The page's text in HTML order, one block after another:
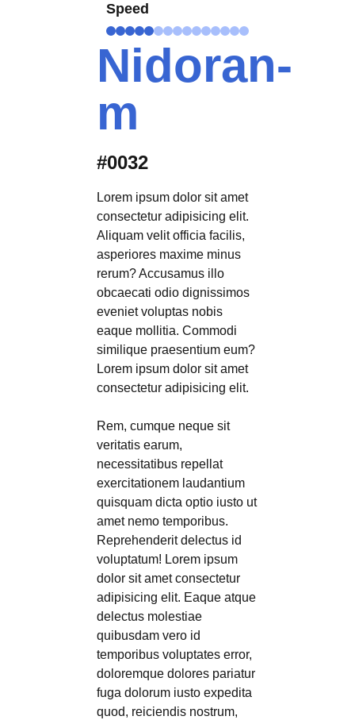
Speed
Nidoran-
m
#0032
Lorem ipsum dolor sit amet
consectetur adipisicing elit.
Aliquam velit officia facilis,
asperiores maxime minus
rerum? Accusamus illo
obcaecati odio dignissimos
eveniet voluptas nobis
eaque mollitia. Commodi
similique praesentium eum?
Lorem ipsum dolor sit amet
consectetur adipisicing elit.
Rem, cumque neque sit
veritatis earum,
necessitatibus repellat
exercitationem laudantium
quisquam dicta optio iusto ut
amet nemo temporibus.
Reprehenderit delectus id
voluptatum! Lorem ipsum
dolor sit amet consectetur
adipisicing elit. Eaque atque
delectus molestiae
quibusdam vero id
temporibus voluptates error,
doloremque dolores pariatur
fuga dolorum iusto expedita
quod, reiciendis nostrum,